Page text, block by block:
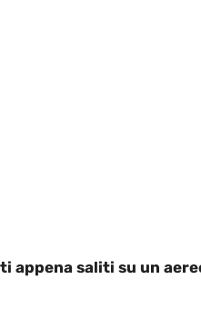
appena saliti su un